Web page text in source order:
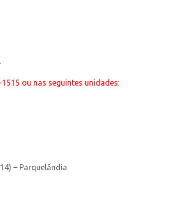
ou nas seguintes unidades:
– Parquelândia